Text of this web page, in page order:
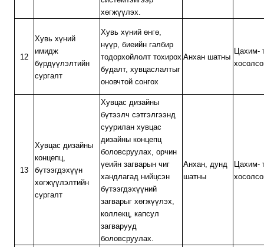
хөгжүүлэх.
12
Хувь хүний
имидж
бүрдүүлэлтийн
сургалт
Хувь хүний өнгө,
нүүр, биеийн галбир
тодорхойлолт тохирох
будалт, хувцаслалтыг
оновчтой сонгох
Анхан шатны
Цахим-
13
Хувцас дизайны
концепц,
бүтээгдэхүүн
хөгжүүлэлтийн
сургалт
Хувцас дизайны
бүтээлч сэтгэлгээнд
суурилан хувцас
дизайны концепц
боловсруулах, орчин
үеийн загварын чиг
хандлагад нийцсэн
бүтээгдэхүүний
загварыг хөгжүүлэх,
коллекц, капсул
загварууд
боловсруулах.
Анхан, дунд
шатны
Цахим-